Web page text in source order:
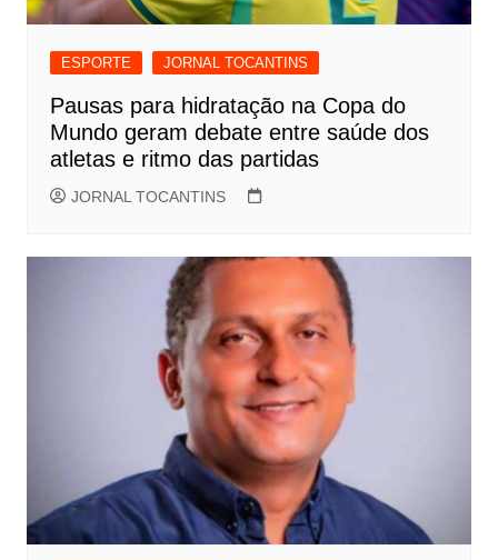
ESPORTE JORNAL TOCANTINS
Pausas para hidratação na Copa do
Mundo geram debate entre saúde dos
atletas e ritmo das partidas
JORNAL TOCANTINS